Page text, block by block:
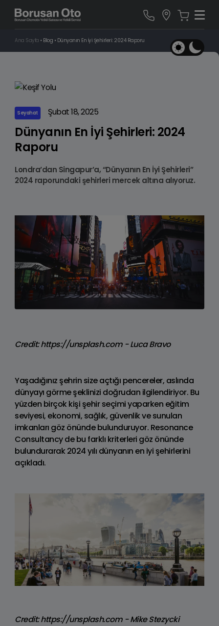
Ana Sayfa • Blog • Dünyanın En İyi Şehirleri: 2024 Raporu
Seyahat Şubat 18, 2025
Dünyanın En İyi Şehirleri: 2024
Raporu
Londra’dan Singapur’a, “Dünyanın En İyi Şehirleri”
2024 raporundaki şehirleri mercek altına alıyoruz.
Credit: https://unsplash.com - Luca Bravo
Yaşadığınız şehrin size açtığı pencereler, aslında
dünyayı görme şeklinizi doğrudan ilgilendiriyor. Bu
yüzden birçok kişi şehir seçimi yaparken eğitim
seviyesi, ekonomi, sağlık, güvenlik ve sunulan
imkanları göz önünde bulunduruyor. Resonance
Consultancy de bu farklı kriterleri göz önünde
bulundurarak 2024 yılı dünyanın en iyi şehirlerini
açıkladı.
Credit: https://unsplash.com - Mike Stezycki